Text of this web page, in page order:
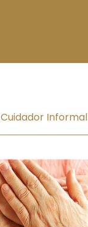
Cuidador Informal